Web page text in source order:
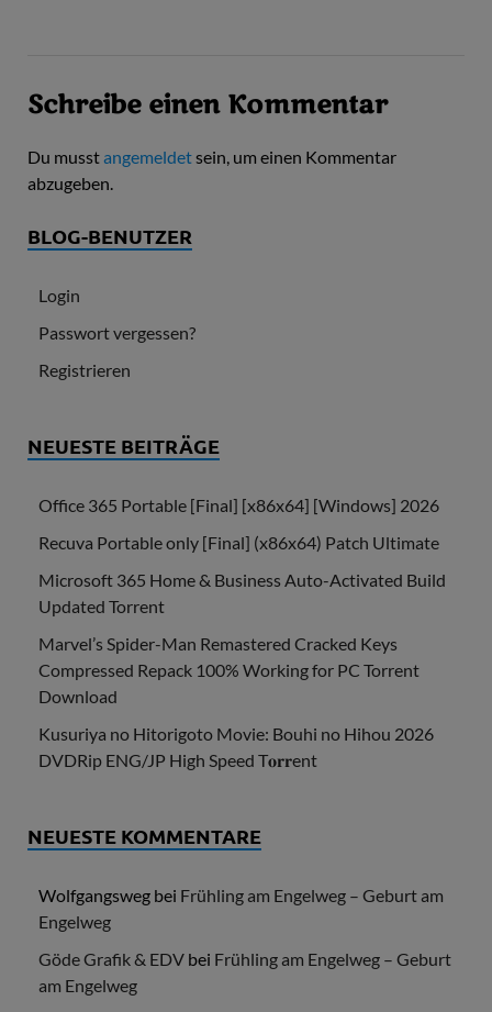
Schreibe einen Kommentar
Du musstangemeldetsein, um einen Kommentar
abzugeben.
BLOG-BENUTZER
Login
Passwort vergessen?
Registrieren
NEUESTE BEITRÄGE
Office 365 Portable [Final] [x86x64] [Windows] 2026
Recuva Portable only [Final] (x86x64) Patch Ultimate
Microsoft 365 Home & Business Auto-Activated Build
Updated Torrent
Marvel’s Spider-Man Remastered Cracked Keys
Compressed Repack 100% Working for PC Torrent
Download
Kusuriya no Hitorigoto Movie: Bouhi no Hihou 2026
DVDRip ENG/JP High Speed T𝐨𝐫𝐫ent
NEUESTE KOMMENTARE
Wolfgangsweg bei Frühling am Engelweg – Geburt am
Engelweg
Göde Grafik & EDV bei Frühling am Engelweg – Geburt
am Engelweg